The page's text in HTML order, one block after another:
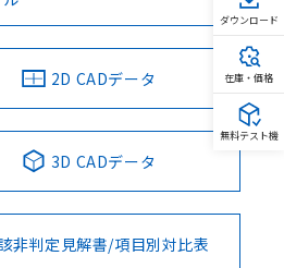
2D CADデータ
3D CADデータ
非判定見解書/項目別対比表
ダウンロード
在庫・価格
無料テスト機